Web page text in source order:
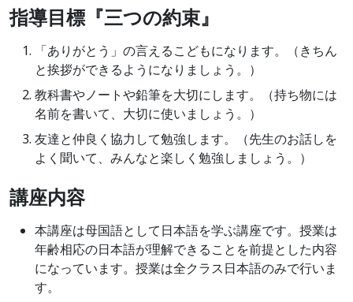
指導目標『三つの約束』
「ありがとう」の言えるこどもになります。（きちん
と挨拶ができるようになりましょう。）
教科書やノートや鉛筆を大切にします。（持ち物には
名前を書いて、大切に使いましょう。）
友達と仲良く協力して勉強します。（先生のお話しを
よく聞いて、みんなと楽しく勉強しましょう。）
講座内容
本講座は母国語として日本語を学ぶ講座です。授業は
年齢相応の日本語が理解できることを前提とした内容
になっています。授業は全クラス日本語のみで行いま
す。